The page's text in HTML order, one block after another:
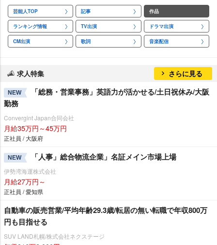
芸能人TOP 記事 作品
ランキング情報 TV出演 ドラマ出演
CM出演 歌詞 音楽配信
求人特集 さらに見る
NEW
「総務・営業事務」英語力が活かせる/土日祝休み/大阪
勤務
Convergint Japan合同会社
月給35万円～45万円
正社員 / 大阪府
NEW 「人事」総合物流企業」名証メイン市場上場
伊勢湾海運株式会社
月給27万円～
正社員 / 愛知県
自動車の販売営業/平均年齢29.3歳/転居の無い転職で年収800万
円も目指せる
SUV LAND札幌/株式会社ネクステージ